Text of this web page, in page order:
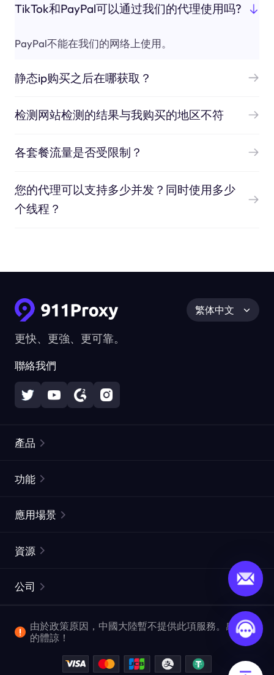
TikTok和PayPal可以通过我们的代理使用吗?
PayPal不能在我们的网络上使用。
静态ip购买之后在哪获取？
检测网站检测的结果与我购买的地区不符
各套餐流量是否受限制？
您的代理可以支持多少并发？同时使用多少
个线程？
更快、更強、更可靠。
聯絡我們
繁体中文
產品
靜態住宅代理
網頁擷取 API
視頻下載 API
功能
ISP代理
ProxySite
應用場景
市場研究
爬行和索引
查看所有使用案例
資源
常見問題解答
位置
公司
企業服務
反洗錢合規計劃
由於政策原因，中國大陸暫不提供此項服務。感謝您
的體諒！